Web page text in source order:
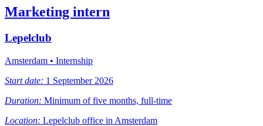
Marketing intern
Lepelclub
Amsterdam • Internship
Start date: 1 September 2026
Duration: Minimum of five months, full-time
Location: Lepelclub office in Amsterdam